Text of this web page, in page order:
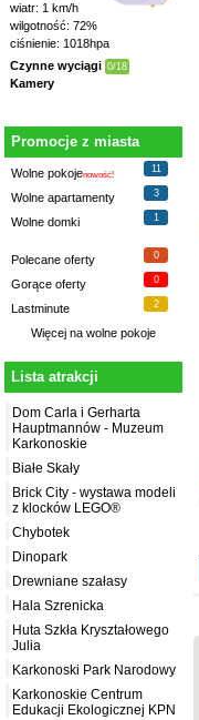
wiatr: 1 km/h
wilgotność: 72%
ciśnienie: 1018hpa
Czynne wyciągi 0/18
Kamery
Promocje z miasta
Wolne pokojenowość!
11
Wolne apartamenty 3
Wolne domki 1
Polecane oferty 0
Gorące oferty 0
Lastminute 2
Więcej na wolne pokoje
Lista atrakcji
Dom Carla i Gerharta
Hauptmannów - Muzeum
Karkonoskie
Białe Skały
Brick City - wystawa modeli
z klocków LEGO®
Chybotek
Dinopark
Drewniane szałasy
Hala Szrenicka
Huta Szkła Kryształowego
Julia
Karkonoski Park Narodowy
Karkonoskie Centrum
Edukacji Ekologicznej KPN